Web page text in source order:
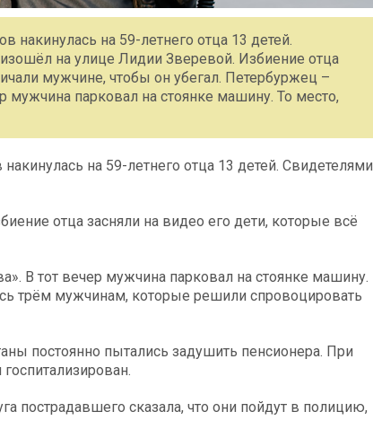
накинулась на 59-летнего отца 13 детей.
на улице Лидии Зверевой. Избиение отца
мужчине, чтобы он убегал. Петербуржец –
мужчина парковал на стоянке машину. То место,
на 59-летнего отца 13 детей. Свидетелями
отца засняли на видео его дети, которые всё
В тот вечер мужчина парковал на стоянке машину.
трём мужчинам, которые решили спровоцировать
постоянно пытались задушить пенсионера. При
пострадавшего сказала, что они пойдут в полицию,